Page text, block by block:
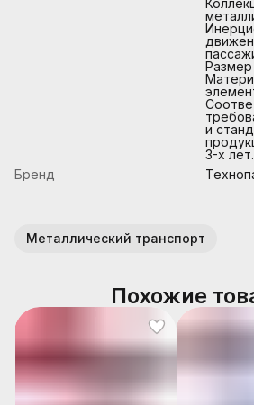
Размер
и
3-х лет.
Бренд
Металлический транспорт
Похожие